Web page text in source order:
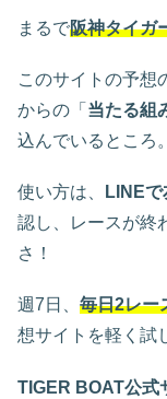
まるで阪神タイガ
このサイトの予想
からの「 当たる組
込んでいるところ。
使い方は、 LINE
認し、レースが終
さ！
週7日、 毎日2レー
想サイトを軽く試
TIGER BOAT公式